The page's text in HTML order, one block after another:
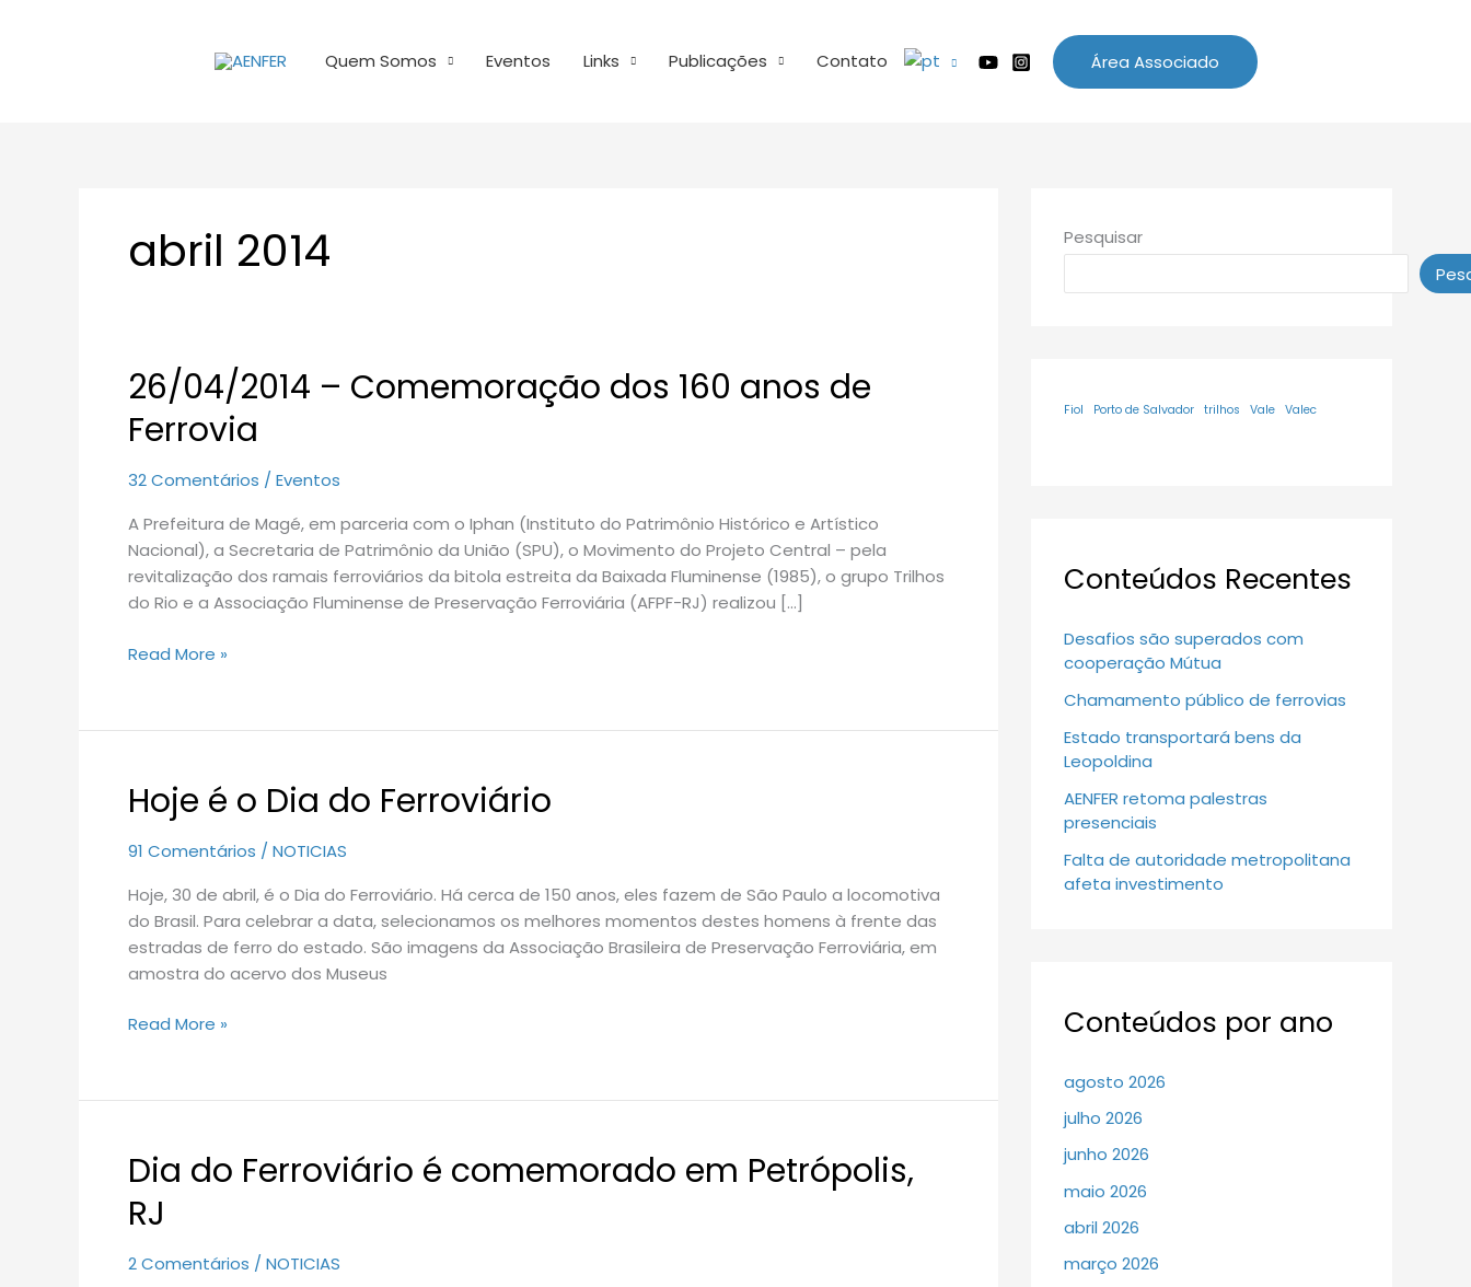
Quem Somos Eventos Links Publicações Contato Área Associado
abril 2014
26/04/2014 – Comemoração dos 160 anos de
Ferrovia
32 Comentários / Eventos
A Prefeitura de Magé, em parceria com o Iphan (Instituto do Patrimônio Histórico e Artístico
Nacional), a Secretaria de Patrimônio da União (SPU), o Movimento do Projeto Central – pela
revitalização dos ramais ferroviários da bitola estreita da Baixada Fluminense (1985), o grupo Trilhos
do Rio e a Associação Fluminense de Preservação Ferroviária (AFPF-RJ) realizou […]
26/04/2014
–
Comemoração
160
de
Ferrovia
Read More »
Hoje é o Dia do Ferroviário
91 Comentários /NOTICIAS
Hoje, 30 de abril, é o Dia do Ferroviário. Há cerca de 150 anos, eles fazem de São Paulo a locomotiva
do Brasil. Para celebrar a data, selecionamos os melhores momentos destes homens à frente das
estradas de ferro do estado. São imagens da Associação Brasileira de Preservação Ferroviária, em
amostra do acervo dos Museus
Hoje
é
o
do
Ferroviário
Read More »
Dia do Ferroviário é comemorado em Petrópolis,
RJ
2 Comentários / NOTICIAS
Dia
do
Ferroviário
comemorado
Pesquisar
Fiol Porto de Salvador trilhos Vale Valec
Conteúdos Recentes
Desafios são superados com
cooperação Mútua
Chamamento público de ferrovias
Estado transportará bens da
Leopoldina
AENFER retoma palestras
presenciais
Falta de autoridade metropolitana
afeta investimento
Conteúdos por ano
agosto 2026
julho 2026
junho 2026
maio 2026
abril 2026
março 2026